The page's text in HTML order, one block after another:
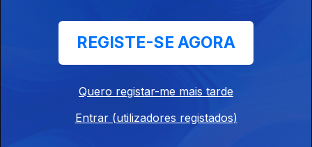
expectativa, num tema que observa o amor a partir do lugar
onde ele ainda não chegou.
01 jul. 2026
Simboliza o fim de um ciclo e o renascimento de uma nova
REGISTE-SE AGORA
Quero registar-me mais tarde
Entrar (utilizadores registados)